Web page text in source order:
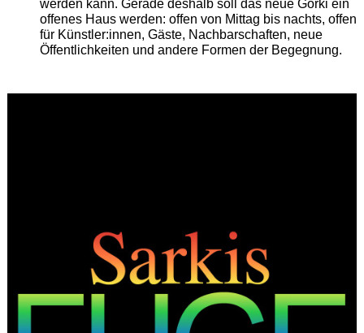
werden kann. Gerade deshalb soll das neue Gorki ein
offenes Haus werden: offen von Mittag bis nachts, offen
für Künstler:innen, Gäste, Nachbarschaften, neue
Öffentlichkeiten und andere Formen der Begegnung.